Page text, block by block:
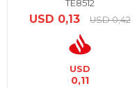
TE8512
USD 0,13 USD 0,42
USD
0,11